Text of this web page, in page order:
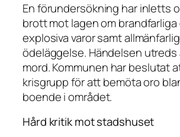
En förundersökning har inletts
brott mot lagen om brandfarliga
explosiva varor samt allmänfarlig
ödeläggelse. Händelsen utreds
mord. Kommunen har beslutat
krisgrupp för att bemöta oro
boende i området.
Hård kritik mot stadshuset